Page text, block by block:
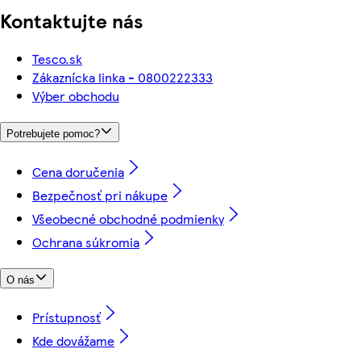
Kontaktujte nás
Tesco.sk
Zákaznícka linka - 0800222333
Výber obchodu
Potrebujete pomoc?
Cena doručenia
Bezpečnosť pri nákupe
Všeobecné obchodné podmienky
Ochrana súkromia
O nás
Prístupnosť
Kde dovážame